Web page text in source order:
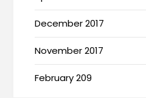
December 2017
November 2017
February 209